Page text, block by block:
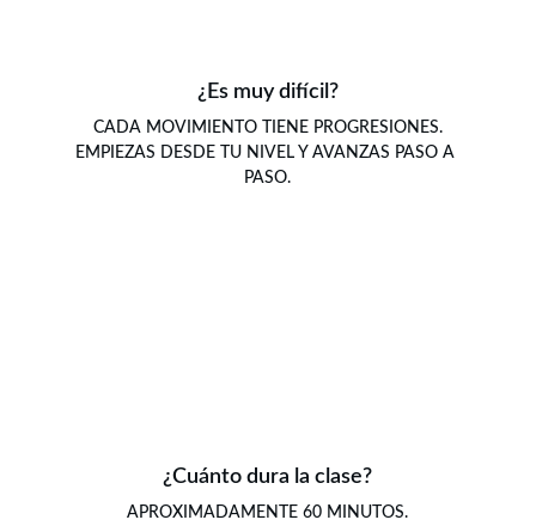
¿Es muy difícil?
CADA MOVIMIENTO TIENE PROGRESIONES.
EMPIEZAS DESDE TU NIVEL Y AVANZAS PASO A
PASO.
¿Cuánto dura la clase?
APROXIMADAMENTE 60 MINUTOS.